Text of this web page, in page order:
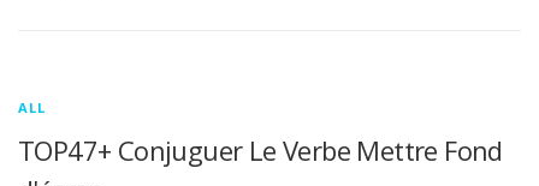
ALL
TOP47+ Conjuguer Le Verbe Mettre Fond